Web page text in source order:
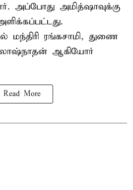
அப்போது அமித்ஷாவுக்கு
மந்திரி ரங்கசாமி, துணை
ஆகியோர்
Read More